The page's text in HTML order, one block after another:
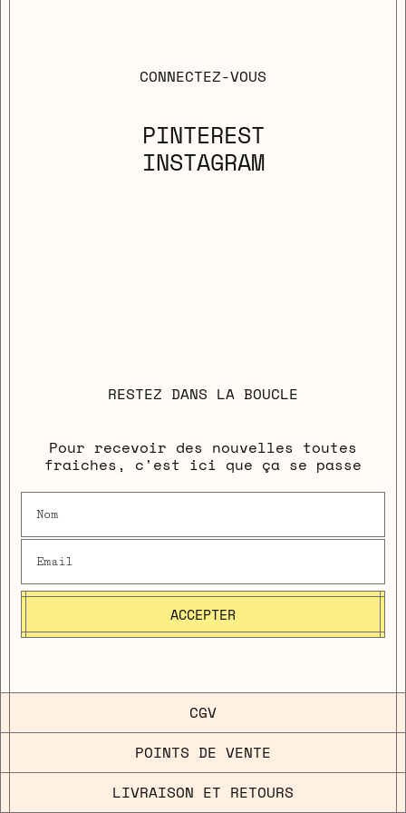
CONNECTEZ-VOUS
PINTEREST
INSTAGRAM
RESTEZ DANS LA BOUCLE
Pour recevoir des nouvelles toutes
fraiches, c'est ici que ça se passe
ACCEPTER
CGV
POINTS DE VENTE
LIVRAISON ET RETOURS